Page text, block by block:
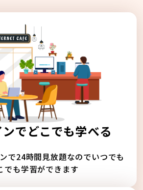
でどこでも学べる
で24時間見放題なのでいつでも
でも学習ができます